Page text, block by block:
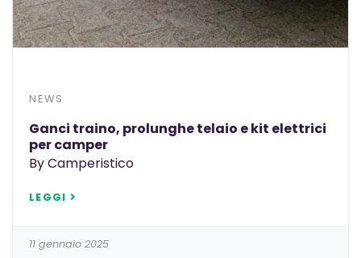
NEWS
Ganci traino, prolunghe telaio e kit elettrici
per camper
By Camperistico
LEGGI
11 gennaio 2025